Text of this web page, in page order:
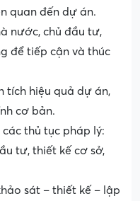
quan đến dự án.
nước, chủ đầu tư,
để tiếp cận và thúc
tích hiệu quả dự án,
cơ bản.
thủ tục pháp lý:
tư, thiết kế cơ sở,
sát – thiết kế – lập